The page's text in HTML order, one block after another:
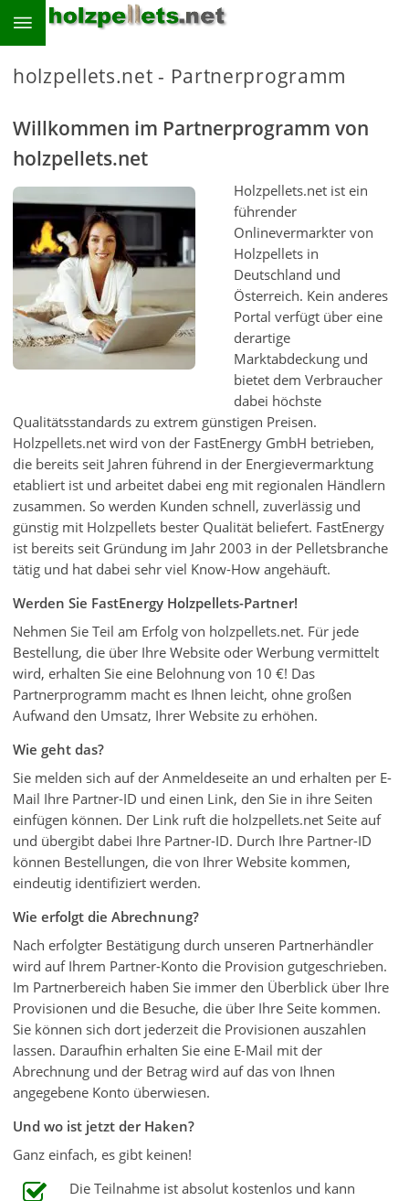
holzpellets.net - Partnerprogramm
Willkommen im Partnerprogramm von
holzpellets.net
Holzpellets.net ist ein
führender
Onlinevermarkter von
Holzpellets in
Deutschland und
Österreich. Kein anderes
Portal verfügt über eine
derartige
Marktabdeckung und
bietet dem Verbraucher
dabei höchste
Qualitätsstandards zu extrem günstigen Preisen.
Holzpellets.net wird von der FastEnergy GmbH betrieben,
die bereits seit Jahren führend in der Energievermarktung
etabliert ist und arbeitet dabei eng mit regionalen Händlern
zusammen. So werden Kunden schnell, zuverlässig und
günstig mit Holzpellets bester Qualität beliefert. FastEnergy
ist bereits seit Gründung im Jahr 2003 in der Pelletsbranche
tätig und hat dabei sehr viel Know-How angehäuft.
Werden Sie FastEnergy Holzpellets-Partner!
Nehmen Sie Teil am Erfolg von holzpellets.net. Für jede
Bestellung, die über Ihre Website oder Werbung vermittelt
wird, erhalten Sie eine Belohnung von 10 €! Das
Partnerprogramm macht es Ihnen leicht, ohne großen
Aufwand den Umsatz, Ihrer Website zu erhöhen.
Wie geht das?
Sie melden sich auf der Anmeldeseite an und erhalten per E-
Mail Ihre Partner-ID und einen Link, den Sie in ihre Seiten
einfügen können. Der Link ruft die holzpellets.net Seite auf
und übergibt dabei Ihre Partner-ID. Durch Ihre Partner-ID
können Bestellungen, die von Ihrer Website kommen,
eindeutig identifiziert werden.
Wie erfolgt die Abrechnung?
Nach erfolgter Bestätigung durch unseren Partnerhändler
wird auf Ihrem Partner-Konto die Provision gutgeschrieben.
Im Partnerbereich haben Sie immer den Überblick über Ihre
Provisionen und die Besuche, die über Ihre Seite kommen.
Sie können sich dort jederzeit die Provisionen auszahlen
lassen. Daraufhin erhalten Sie eine E-Mail mit der
Abrechnung und der Betrag wird auf das von Ihnen
angegebene Konto überwiesen.
Und wo ist jetzt der Haken?
Ganz einfach, es gibt keinen!
Die Teilnahme ist absolut kostenlos und kann